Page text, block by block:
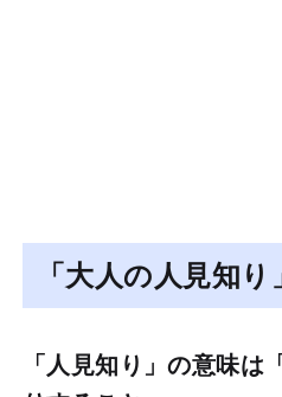
「大人の人見知
「人見知り」の意味